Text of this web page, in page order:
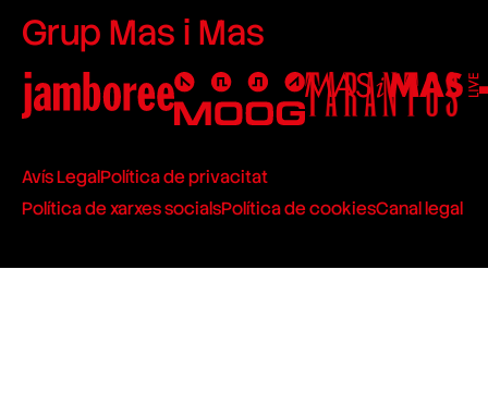
Grup Mas i Mas
Avís LegalPolítica de privacitat
Política de xarxes socialsPolítica de cookiesCanal legal